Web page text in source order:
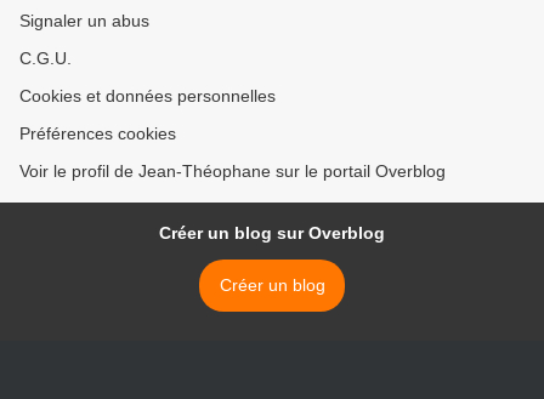
Signaler un abus
C.G.U.
Cookies et données personnelles
Préférences cookies
Voir le profil de Jean-Théophane sur le portail Overblog
Créer un blog sur Overblog
Créer un blog